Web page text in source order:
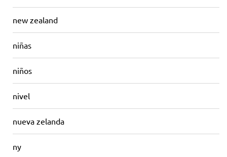
new zealand
niñas
niños
nivel
nueva zelanda
ny